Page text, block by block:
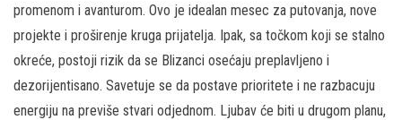
promenom i avanturom. Ovo je idealan mesec za putovanja, nove
projekte i proširenje kruga prijatelja. Ipak, sa točkom koji se stalno
okreće, postoji rizik da se Blizanci osećaju preplavljeno i
dezorijentisano. Savetuje se da postave prioritete i ne razbacuju
energiju na previše stvari odjednom. Ljubav će biti u drugom planu,